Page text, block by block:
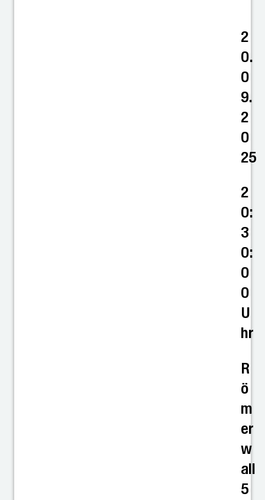
2
0.
0
9.
2
0
25
2
0:
3
0:
0
0
U
hr
R
ö
m
er
w
all
5